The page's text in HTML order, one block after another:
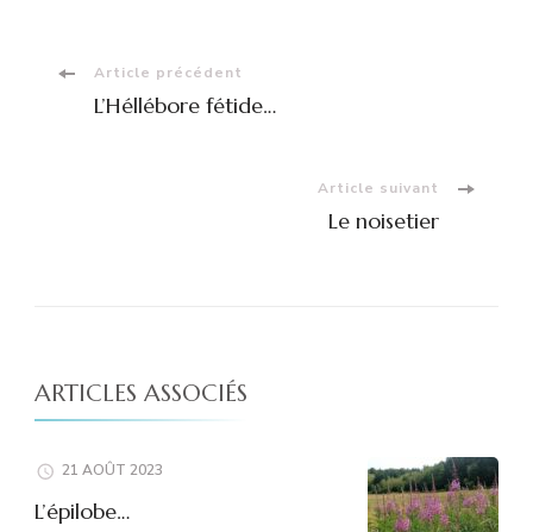
Navigation
Article précédent
L’Héllébore fétide…
Article suivant
Le noisetier
ARTICLES ASSOCIÉS
21 AOÛT 2023
L’épilobe…